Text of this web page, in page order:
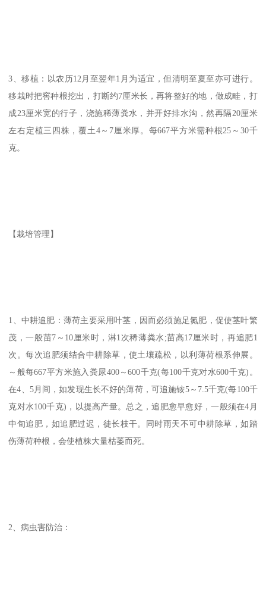
3、移植：以农历12月至翌年1月为适宜，但清明至夏至亦可进行。
移栽时把窖种根挖出，打断约7厘米长，再将整好的地，做成畦，打
成23厘米宽的行子，浇施稀薄粪水，并开好排水沟，然再隔20厘米
左右定植三四株，覆土4～7厘米厚。每667平方米需种根25～30千
克。
【栽培管理】
1、中耕追肥：薄荷主要采用叶茎，因而必须施足氮肥，促使茎叶繁
茂，一般苗7～10厘米时，淋1次稀薄粪水;苗高17厘米时，再追肥1
次。每次追肥须结合中耕除草，使土壤疏松，以利薄荷根系伸展。
～般每667平方米施入粪尿400～600千克(每100千克对水600千克)。
在4、5月间，如发现生长不好的薄荷，可追施铵5～7.5千克(每100千
克对水100千克)，以提高产量。总之，追肥愈早愈好，一般须在4月
中旬追肥，如追肥过迟，徒长枝干。同时雨天不可中耕除草，如踏
伤薄荷种根，会使植株大量枯萎而死。
2、病虫害防治：